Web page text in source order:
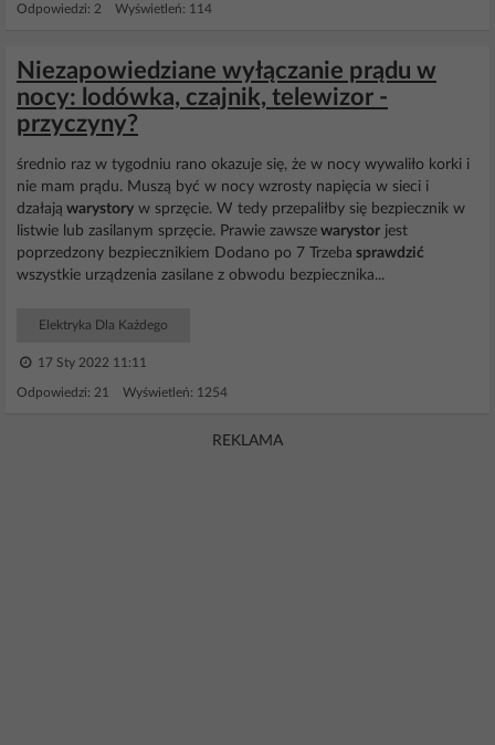
Odpowiedzi: 2 Wyświetleń: 114
Niezapowiedziane wyłączanie prądu w
nocy: lodówka, czajnik, telewizor -
przyczyny?
średnio raz w tygodniu rano okazuje się, że w nocy wywaliło korki i
nie mam prądu. Muszą być w nocy wzrosty napięcia w sieci i
dzałają warystory w sprzęcie. W tedy przepaliłby się bezpiecznik w
listwie lub zasilanym sprzęcie. Prawie zawsze warystor jest
poprzedzony bezpiecznikiem Dodano po 7 Trzeba sprawdzić
wszystkie urządzenia zasilane z obwodu bezpiecznika...
Elektryka Dla Każdego
17 Sty 2022 11:11
Odpowiedzi: 21 Wyświetleń: 1254
REKLAMA